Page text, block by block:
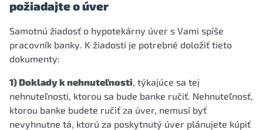
požiadajte o úver
Samotnú žiadosť o hypotekárny úver s Vami spíše
pracovník banky. K žiadosti je potrebné doložiť tieto
dokumenty:
1) Doklady k nehnuteľnosti, týkajúce sa tej
nehnuteľnosti, ktorou sa bude banke ručiť. Nehnuteľnosť,
ktorou banke budete ručiť za úver, nemusí byť
nevyhnutne tá, ktorú za poskytnutý úver plánujete kúpiť